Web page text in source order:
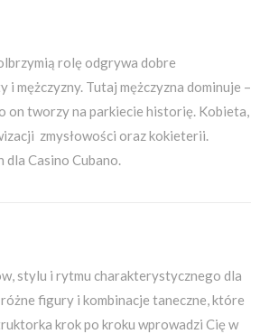
rolę odgrywa dobre
mężczyzny. Tutaj mężczyzna dominuje –
on tworzy na parkiecie historię. Kobieta,
zmysłowości oraz kokieterii.
Casino Cubano.
stylu i rytmu charakterystycznego dla
figury i kombinacje taneczne, które
krok po kroku wprowadzi Cię w